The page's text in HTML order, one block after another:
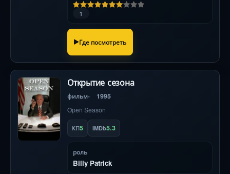
1
Где посмотреть
Открытие сезона
фильм 1995
Open Season
КП5 IMDb5.3
роль
Billy Patrick